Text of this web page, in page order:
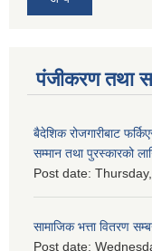
पंजीकरण तथा
बैदेशिक रोजगारीबाट
सम्मान तथा पुरस्कारको
Post date:
सामाजिक भत्ता वितरण
Post date: